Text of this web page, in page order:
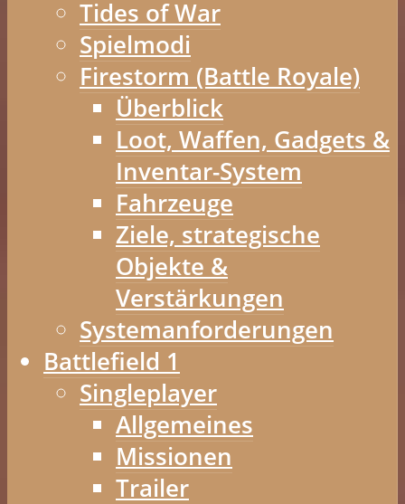
Tides of War
Spielmodi
Firestorm (Battle Royale)
Überblick
Loot, Waffen, Gadgets &
Inventar-System
Fahrzeuge
Ziele, strategische
Objekte &
Verstärkungen
Systemanforderungen
Battlefield 1
Singleplayer
Allgemeines
Missionen
Trailer